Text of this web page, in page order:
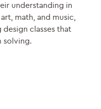
understanding in
math, and music,
classes that
solving.